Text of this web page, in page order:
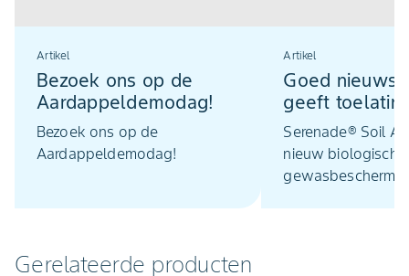
Artikel
Bezoek ons op de
Aardappeldemodag!
Bezoek ons op de
Aardappeldemodag!
Artikel
Goed nieuws:
geeft
Serenade
Serenade® Soil Activ is
nieuw biologisch
Gerelateerde producten